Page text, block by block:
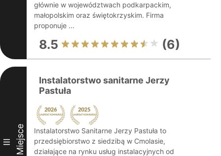
głównie w województwach podkarpackim,
małopolskim oraz świętokrzyskim. Firma
proponuje ...
8.5 (6)
III Miejsce
Instalatorstwo sanitarne Jerzy
Pastuła
Instalatorstwo Sanitarne Jerzy Pastuła to
przedsiębiorstwo z siedzibą w Cmolasie,
działające na rynku usług instalacyjnych od